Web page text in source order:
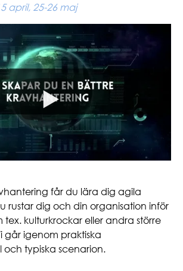
april, 25-26 maj
får du lära dig agila
rustar dig och din organisation inför
tex. kulturkrockar eller andra större
går igenom praktiska
typiska scenarion.